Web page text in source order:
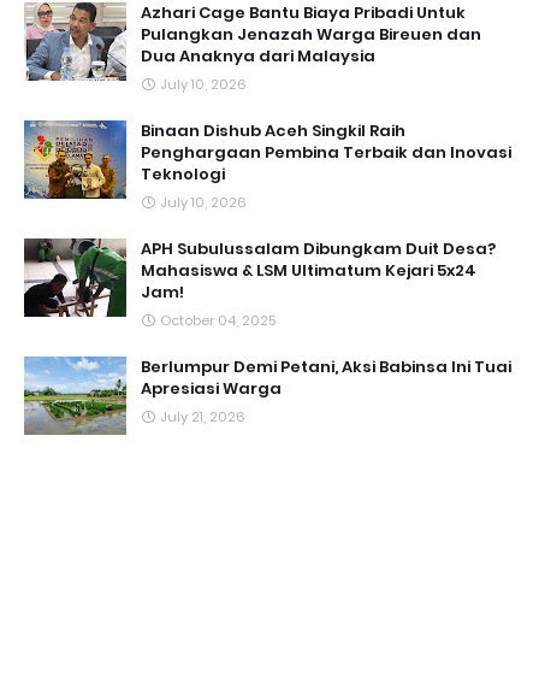
Azhari Cage Bantu Biaya Pribadi Untuk
Pulangkan Jenazah Warga Bireuen dan
Dua Anaknya dari Malaysia
July 10, 2026
Binaan Dishub Aceh Singkil Raih
Penghargaan Pembina Terbaik dan Inovasi
Teknologi
July 10, 2026
APH Subulussalam Dibungkam Duit Desa?
Mahasiswa & LSM Ultimatum Kejari 5x24
Jam!
October 04, 2025
Berlumpur Demi Petani, Aksi Babinsa Ini Tuai
Apresiasi Warga
July 21, 2026